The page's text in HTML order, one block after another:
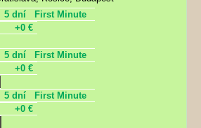
5 dní
First Minute
+0 €
5 dní
First Minute
+0 €
5 dní
First Minute
+0 €